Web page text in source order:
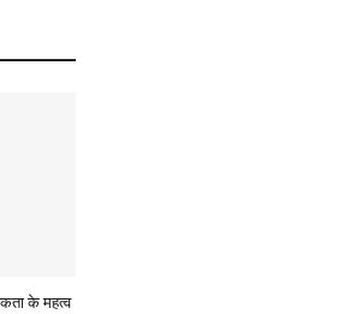
के महत्व